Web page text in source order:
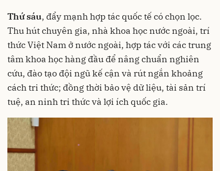
Thứ sáu, đẩy mạnh hợp tác quốc tế có chọn lọc.
Thu hút chuyên gia, nhà khoa học nước ngoài, trí
thức Việt Nam ở nước ngoài, hợp tác với các trung
tâm khoa học hàng đầu để nâng chuẩn nghiên
cứu, đào tạo đội ngũ kế cận và rút ngắn khoảng
cách tri thức; đồng thời bảo vệ dữ liệu, tài sản trí
tuệ, an ninh tri thức và lợi ích quốc gia.